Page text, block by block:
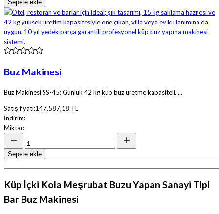
Sepete ekle
Buz Makinesi
Buz Makinesi SS-45: Günlük 42 kg küp buz üretme kapasiteli, ...
Satış fiyatı:147.587,18 TL
İndirim:
Miktar:
Sepete ekle
Küp İçki Kola Meşrubat Buzu Yapan Sanayi Tipi
Bar Buz Makinesi